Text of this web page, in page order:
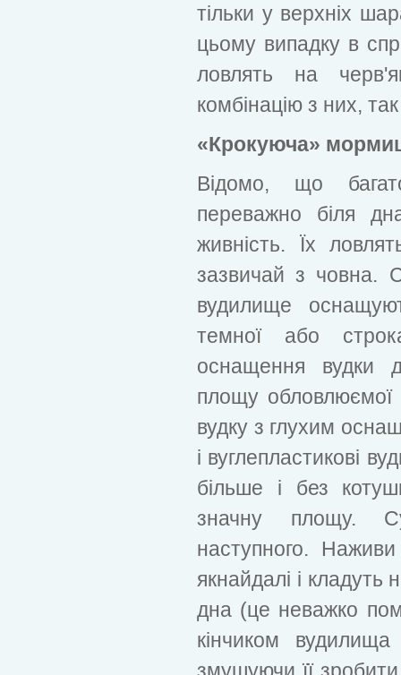
тільки у верхніх
цьому випадку в
ловлять на
комбінацію з них,
«Крокуюча»
Відомо, що
переважно біля
живність. Їх
зазвичай з човна.
вудилище
темної або
оснащення вудки
площу обловлюємої
вудку з глухим
і вуглепластикові
більше і без
значну площу.
наступного.
якнайдалі і кладуть
дна (це неважко
кінчиком вудилища